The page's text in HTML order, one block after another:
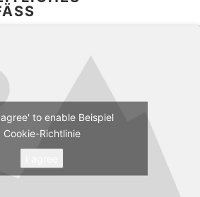
to enable Beispiel
Cookie-Richtlinie